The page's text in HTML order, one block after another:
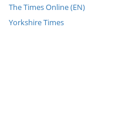
The Times Online (EN)
Yorkshire Times